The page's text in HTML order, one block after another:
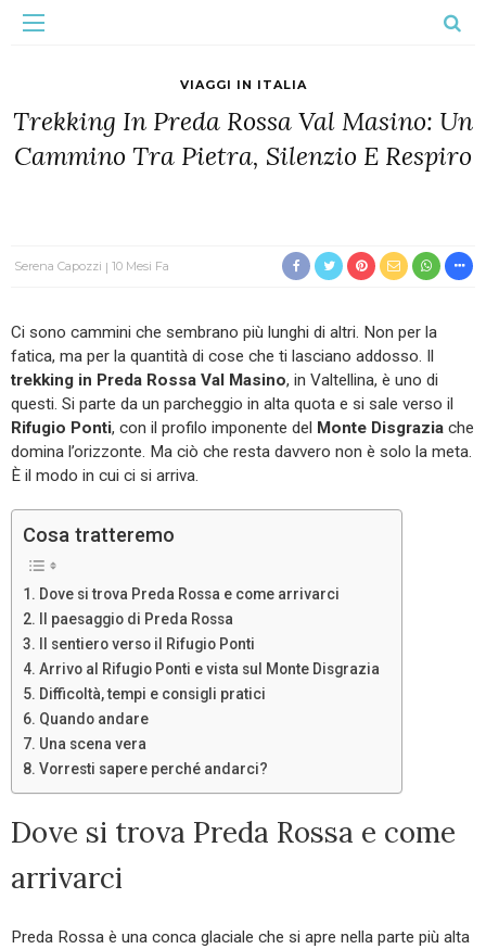
VIAGGI IN ITALIA
Trekking In Preda Rossa Val Masino: Un
Cammino Tra Pietra, Silenzio E Respiro
Serena Capozzi 10 Mesi Fa
Ci sono cammini che sembrano più lunghi di altri. Non per la
fatica, ma per la quantità di cose che ti lasciano addosso. Il
trekking in Preda Rossa Val Masino, in Valtellina, è uno di
questi. Si parte da un parcheggio in alta quota e si sale verso il
Rifugio Ponti, con il profilo imponente del Monte Disgrazia che
domina l’orizzonte. Ma ciò che resta davvero non è solo la meta.
È il modo in cui ci si arriva.
Cosa tratteremo
Dove si trova Preda Rossa e come arrivarci
Il paesaggio di Preda Rossa
Il sentiero verso il Rifugio Ponti
Arrivo al Rifugio Ponti e vista sul Monte Disgrazia
Difficoltà, tempi e consigli pratici
Quando andare
Una scena vera
Vorresti sapere perché andarci?
Dove si trova Preda Rossa e come
arrivarci
Preda Rossa è una conca glaciale che si apre nella parte più alta